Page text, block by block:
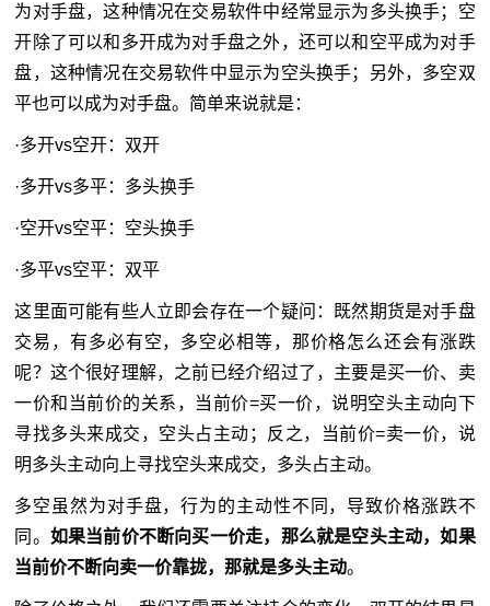
为对手盘，这种情况在交易软件中经常显示为多头换手；空
开除了可以和多开成为对手盘之外，还可以和空平成为对手
盘，这种情况在交易软件中显示为空头换手；另外，多空双
平也可以成为对手盘。简单来说就是：
·多开vs空开：双开
·多开vs多平：多头换手
·空开vs空平：空头换手
·多平vs空平：双平
这里面可能有些人立即会存在一个疑问：既然期货是对手盘
交易，有多必有空，多空必相等，那价格怎么还会有涨跌
呢？这个很好理解，之前已经介绍过了，主要是买一价、卖
一价和当前价的关系，当前价=买一价，说明空头主动向下
寻找多头来成交，空头占主动；反之，当前价=卖一价，说
明多头主动向上寻找空头来成交，多头占主动。
多空虽然为对手盘，行为的主动性不同，导致价格涨跌不
同。 如果当前价不断向买一价走，那么就是空头主动，如果
当前价不断向卖一价靠拢，那就是多头主动。